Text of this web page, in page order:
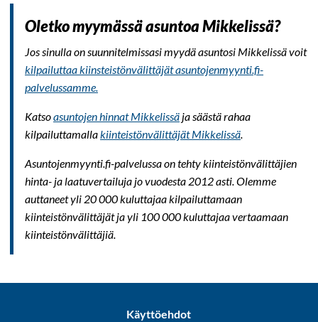
Oletko myymässä asuntoa Mikkelissä?
Jos sinulla on suunnitelmissasi myydä asuntosi Mikkelissä voit
kilpailuttaa kiinsteistönvälittäjät asuntojenmyynti.fi-
palvelussamme.
Katsoasuntojen hinnat Mikkelissä ja säästä rahaa
kilpailuttamallakiinteistönvälittäjät Mikkelissä.
Asuntojenmyynti.fi-palvelussa on tehty kiinteistönvälittäjien
hinta- ja laatuvertailuja jo vuodesta 2012 asti. Olemme
auttaneet yli 20 000 kuluttajaa kilpailuttamaan
kiinteistönvälittäjät ja yli 100 000 kuluttajaa vertaamaan
kiinteistönvälittäjiä.
Käyttöehdot